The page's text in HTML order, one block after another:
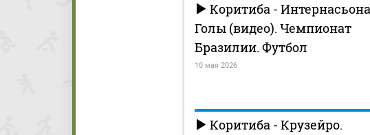
Коритиба -
Голы (видео). Чемпионат
Бразилии. Футбол
10 мая 2026
Коритиба - Крузейро.